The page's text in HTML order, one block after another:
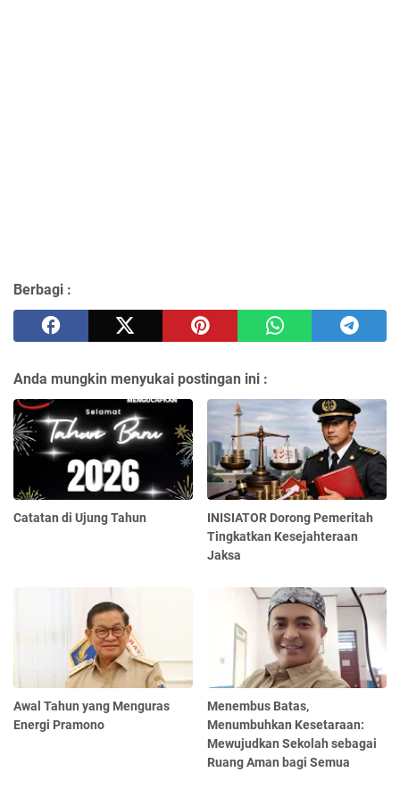
Berbagi :
Anda mungkin menyukai postingan ini :
Catatan di Ujung Tahun
INISIATOR Dorong Pemeritah
Tingkatkan Kesejahteraan
Jaksa
Awal Tahun yang Menguras
Energi Pramono
Menembus Batas,
Menumbuhkan Kesetaraan:
Mewujudkan Sekolah sebagai
Ruang Aman bagi Semua